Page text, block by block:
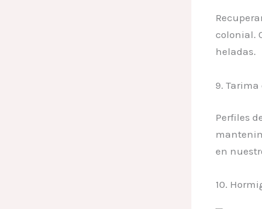
colonial.
heladas.
9. Tarima
Perfiles
en
10.